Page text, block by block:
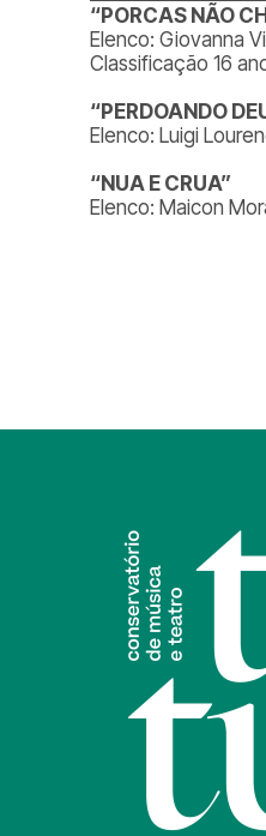
“PORCAS NÃO
Elenco: Giovanna
Classificação 16
“PERDOANDO
Elenco: Luigi
“NUA E CRUA”
Elenco: Maicon